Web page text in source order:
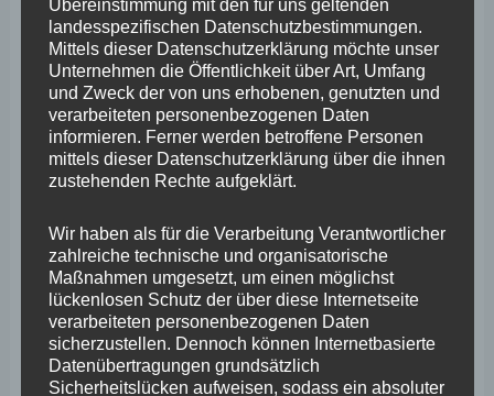
Januar 2025
Dezember 2024
November 2024
Oktober 2024
September 2024
Juli 2024
Juni 2024
Mai 2024
April 2024
Übereinstimmung mit den für uns geltenden
landesspezifischen Datenschutzbestimmungen.
Mittels dieser Datenschutzerklärung möchte unser
Unternehmen die Öffentlichkeit über Art, Umfang
und Zweck der von uns erhobenen, genutzten und
verarbeiteten personenbezogenen Daten
informieren. Ferner werden betroffene Personen
mittels dieser Datenschutzerklärung über die ihnen
zustehenden Rechte aufgeklärt.
Wir haben als für die Verarbeitung Verantwortlicher
zahlreiche technische und organisatorische
Maßnahmen umgesetzt, um einen möglichst
lückenlosen Schutz der über diese Internetseite
verarbeiteten personenbezogenen Daten
sicherzustellen. Dennoch können Internetbasierte
Datenübertragungen grundsätzlich
Sicherheitslücken aufweisen, sodass ein absoluter